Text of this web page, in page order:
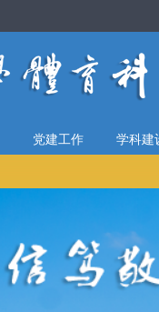
党建工作 学科建